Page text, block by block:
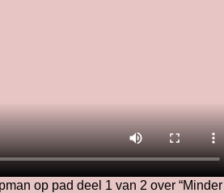
op pad deel 1 van 2 over “Minder